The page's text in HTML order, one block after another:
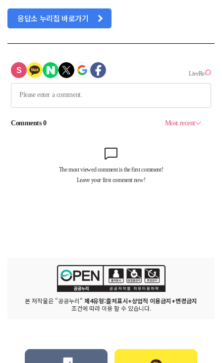
응답소 누리집 바로가기
본 저작물은 "공공누리" 제4유형:출처표시+상업적 이용금지+변경금지
조건에 따라 이용 할 수 있습니다.